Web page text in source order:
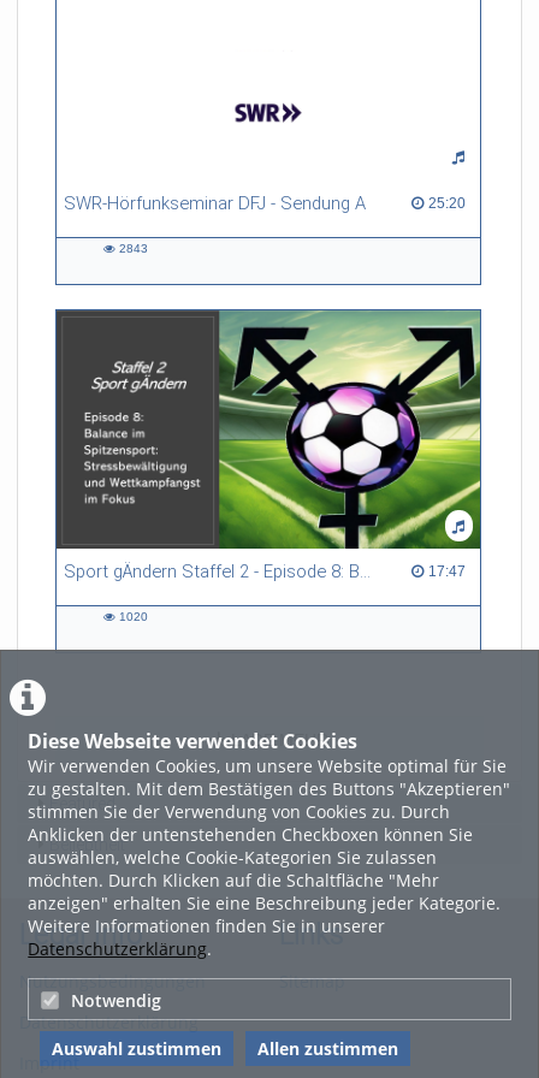
Diese Webseite verwendet Cookies
Wir verwenden Cookies, um unsere Website optimal für Sie
zu gestalten. Mit dem Bestätigen des Buttons "Akzeptieren"
stimmen Sie der Verwendung von Cookies zu. Durch
Anklicken der untenstehenden Checkboxen können Sie
auswählen, welche Cookie-Kategorien Sie zulassen
möchten. Durch Klicken auf die Schaltfläche "Mehr
anzeigen" erhalten Sie eine Beschreibung jeder Kategorie.
Weitere Informationen finden Sie in unserer
Datenschutzerklärung.
Notwendig
Auswahl zustimmen Allen zustimmen
SWR-Hörfunkseminar DFJ - Sendung A 25:20
25:20 duration
2843
Sport gÄndern Staffel 2 - Episode 8: Balance im Spitzensport: Stressbewältigung und Wettkampfangst im Fokus 17:47
17:47 duration
1020
LADE MEHR
Featured
Beliebtheit
Legal Info
Nutzungsbedingungen
Datenschutzerklärung
Imprint
Links
Sitemap